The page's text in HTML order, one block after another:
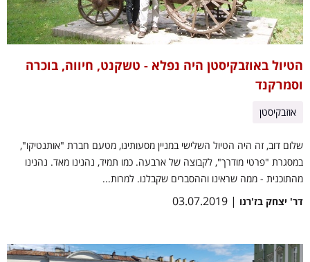
הטיול באוזבקיסטן היה נפלא - טשקנט, חיווה, בוכרה
וסמרקנד
אוזבקיסטן
שלום דוב, זה היה הטיול השלישי במניין מסעותינו, מטעם חברת "אותנטיקו",
במסגרת "פרטי מודרך", לקבוצה של ארבעה. כמו תמיד, נהנינו מאד. נהנינו
מהתוכנית - ממה שראינו וההסברים שקבלנו. למרות...
דר' יצחק בז'רנו | 03.07.2019